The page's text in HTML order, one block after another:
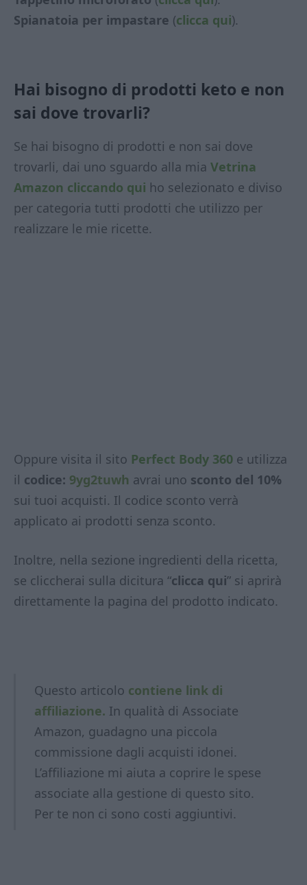
Spianatoia per impastare (clicca qui).
Hai bisogno di prodotti keto e non
sai dove trovarli?
Se hai bisogno di prodotti e non sai dove
trovarli, dai uno sguardo alla mia Vetrina
Amazon cliccando qui ho selezionato e diviso
per categoria tutti prodotti che utilizzo per
realizzare le mie ricette.
Oppure visita il sito Perfect Body 360 e utilizza
il codice: 9yg2tuwh avrai uno sconto del 10%
sui tuoi acquisti. Il codice sconto verrà
applicato ai prodotti senza sconto.
Inoltre, nella sezione ingredienti della ricetta,
se cliccherai sulla dicitura “clicca qui” si aprirà
direttamente la pagina del prodotto indicato.
Questo articolo contiene link di
affiliazione. In qualità di Associate
Amazon, guadagno una piccola
commissione dagli acquisti idonei.
L’affiliazione mi aiuta a coprire le spese
associate alla gestione di questo sito.
Per te non ci sono costi aggiuntivi.